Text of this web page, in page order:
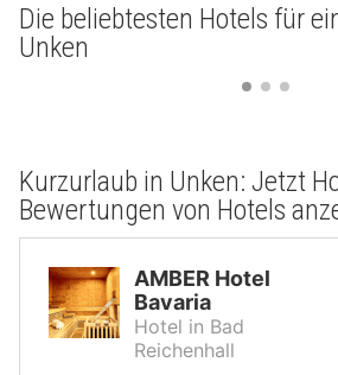
Die beliebtesten Hotels für
Unken
Kurzurlaub in Unken: Jetzt
Bewertungen von Hotels
AMBER Hotel
Bavaria
Hotel in Bad
Reichenhall